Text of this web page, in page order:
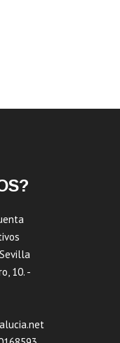
10. -